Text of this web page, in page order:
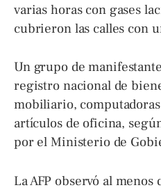
varias horas con gases
cubrieron las calles con
Un grupo de
registro nacional de
mobiliario,
artículos de oficina,
por el Ministerio de
La AFP observó al menos